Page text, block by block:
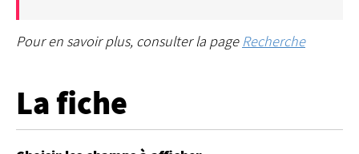
Pour en savoir plus, consulter la page Recherche
La fiche